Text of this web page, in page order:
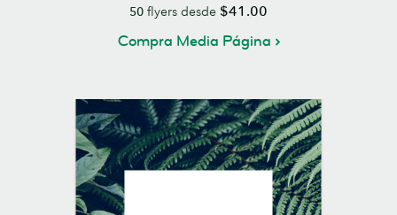
50 flyers desde $41.00
Compra Media Página